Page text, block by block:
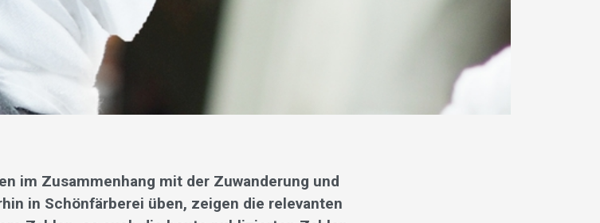
im Zusammenhang mit der Zuwanderung und
in Schönfärberei üben, zeigen die relevanten